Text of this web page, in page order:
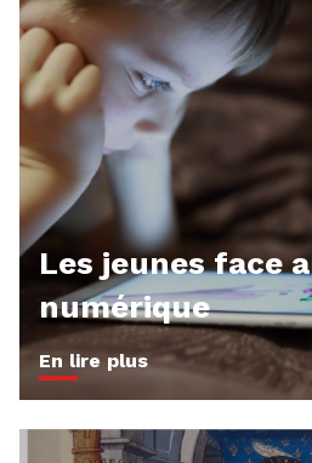
Les jeunes face
numérique
En lire plus